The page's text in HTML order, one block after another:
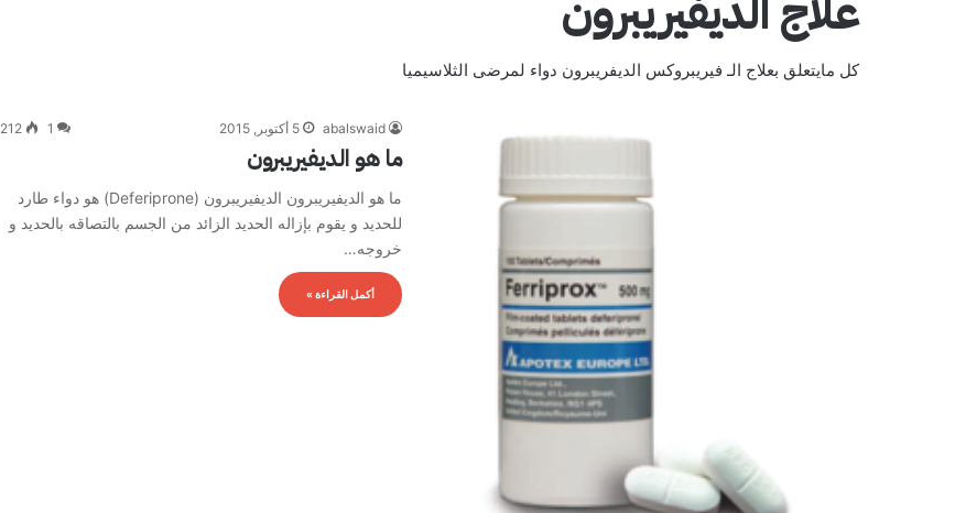
علاج الديفيريبرون
كل مايتعلق بعلاج الـ فيريبروكس الديفريبرون دواء لمرضى الثلاسيميا
abalswaid 5 أكتوبر, 2015 1
212
ما هو الديفيريبرون
ما هو الديفيريبرون الديفيريبرون (Deferiprone) هو دواء طارد
للحديد و يقوم بإزاله الحديد الزائد من الجسم بالتصاقه بالحديد و
خروجه…
أكمل القراءة »